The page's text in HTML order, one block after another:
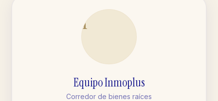
I
Equipo Inmoplus
Corredor de bienes raíces